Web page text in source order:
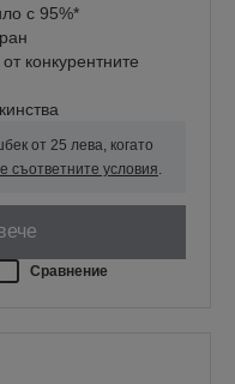
с 95%*
конкурентните
от 25 лева, когато
съответните условия.
Сравнение